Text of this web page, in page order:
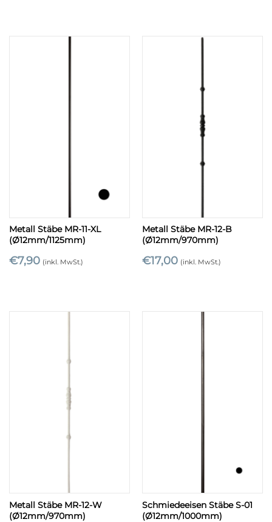
Metall Stäbe MR-11-XL
(Ø12mm/1125mm)
€7,90 (inkl. MwSt.)
Metall Stäbe MR-12-B
(Ø12mm/970mm)
€17,00 (inkl. MwSt.)
Metall Stäbe MR-12-W
(Ø12mm/970mm)
Schmiedeeisen Stäbe S-01
(Ø12mm/1000mm)